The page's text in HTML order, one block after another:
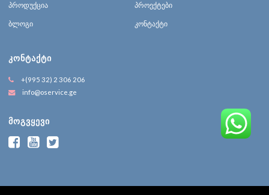
პროდუქცია პროექტები
ბლოგი კონტაქტი
ᲙᲝᲜᲢᲐᲥᲢᲘ
+(995 32) 2 306 206
info@oservice.ge
ᲛᲝᲒᲕᲧᲔᲕᲘ